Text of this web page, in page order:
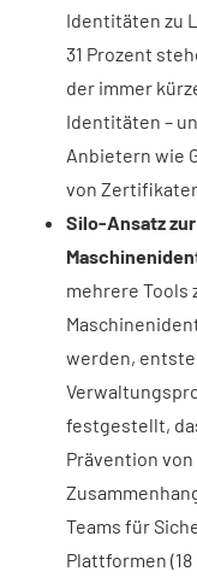
Identitäten zu
31 Prozent
der immer
Identitäten –
Anbietern wie
von
Silo-Ansatz
mehrere Tools
werden,
festgestellt,
Prävention
Teams für
Plattformen